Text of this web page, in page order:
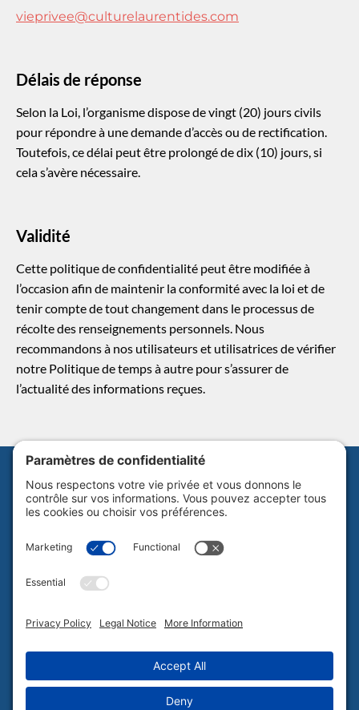
vieprivee@culturelaurentides.com
Délais de réponse
Selon la Loi, l’organisme dispose de vingt (20) jours civils
pour répondre à une demande d’accès ou de rectification.
Toutefois, ce délai peut être prolongé de dix (10) jours, si
cela s’avère nécessaire.
Validité
Cette politique de confidentialité peut être modifiée à
l’occasion afin de maintenir la conformité avec la loi et de
tenir compte de tout changement dans le processus de
récolte des renseignements personnels. Nous
recommandons à nos utilisateurs et utilisatrices de vérifier
notre Politique de temps à autre pour s’assurer de
l’actualité des informations reçues.
Abonnez-vous à notre infolettre